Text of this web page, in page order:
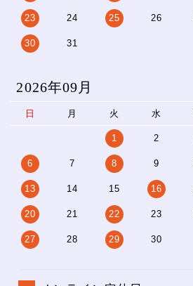
23 24 25 26
30 31
2026年09月
日 月 火 水
1 2
6 7 8 9
13 14 15 16
20 21 22 23
27 28 29 30